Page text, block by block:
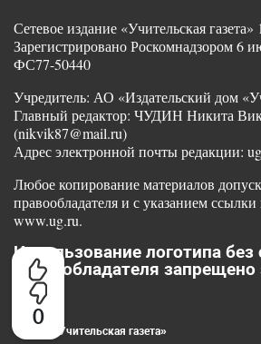
0
Сетевое издание «Учительская газета»
Зарегистрировано Роскомнадзором 6
ФС77-50440
Учредитель: АО «Издательский дом
Главный редактор: ЧУДИН Никита
(nikvik87@mail.ru)
Адрес электронной почты редакции:
Любое копирование материалов
правообладателя и с указанием
www.ug.ru.
Использование логотипа без
правообладателя
© 2025 «Учительская газета»